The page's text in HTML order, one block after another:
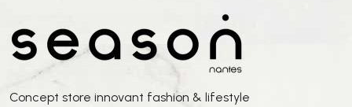
Concept store innovant fashion & lifestyle